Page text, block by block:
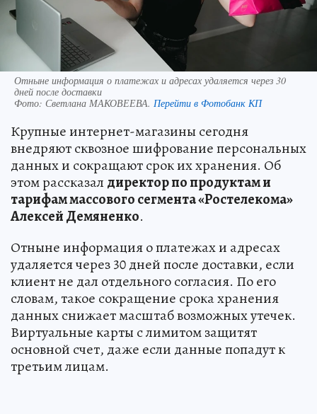
Отныне информация о платежах и адресах удаляется через 30
дней после доставки
Фото: Светлана МАКОВЕЕВА. Перейти в Фотобанк КП
Крупные интернет-магазины сегодня
внедряют сквозное шифрование персональных
данных и сокращают срок их хранения. Об
этом рассказал директор по продуктам и
тарифам массового сегмента «Ростелекома»
Алексей Демяненко.
Отныне информация о платежах и адресах
удаляется через 30 дней после доставки, если
клиент не дал отдельного согласия. По его
словам, такое сокращение срока хранения
данных снижает масштаб возможных утечек.
Виртуальные карты с лимитом защитят
основной счет, даже если данные попадут к
третьим лицам.